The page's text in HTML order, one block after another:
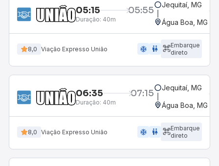
05:15 05:55
Duração: 40m
Jequitaí, MG
Água Boa, MG
8,0 Viação Expresso União ac_unit wc
Embarque
direto
06:35 07:15
Duração: 40m
Jequitaí, MG
Água Boa, MG
8,0 Viação Expresso União ac_unit wc
Embarque
direto